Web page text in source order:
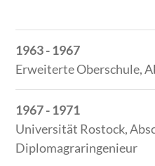
Zeitraum
Tätigkeit
1963 - 1967
Erweiterte Oberschule,
1967 - 1971
Universität Rostock,
Diplomagraringenieur